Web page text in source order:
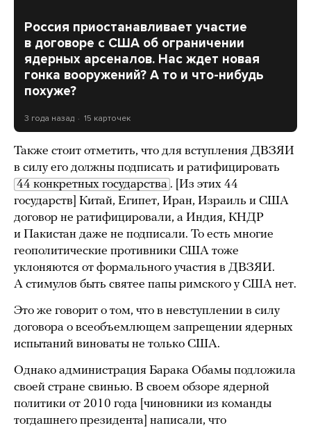
Россия приостанавливает участие
в договоре с США об ограничении
ядерных арсеналов. Нас ждет новая
гонка вооружений? А то и что-нибудь
похуже?
3 года назад 15 карточек
Также стоит отметить, что для вступления ДВЗЯИ
в силу его должны подписать и ратифицировать
44 конкретных государства . [Из этих 44
государств] Китай, Египет, Иран, Израиль и США
договор не ратифицировали, а Индия, КНДР
и Пакистан даже не подписали. То есть многие
геополитические противники США тоже
уклоняются от формального участия в ДВЗЯИ.
А стимулов быть святее папы римского у США нет.
Это же говорит о том, что в невступлении в силу
договора о всеобъемлющем запрещении ядерных
испытаний виноваты не только США.
Однако администрация Барака Обамы подложила
своей стране свинью. В своем обзоре ядерной
политики от 2010 года [чиновники из команды
тогдашнего президента] написали, что